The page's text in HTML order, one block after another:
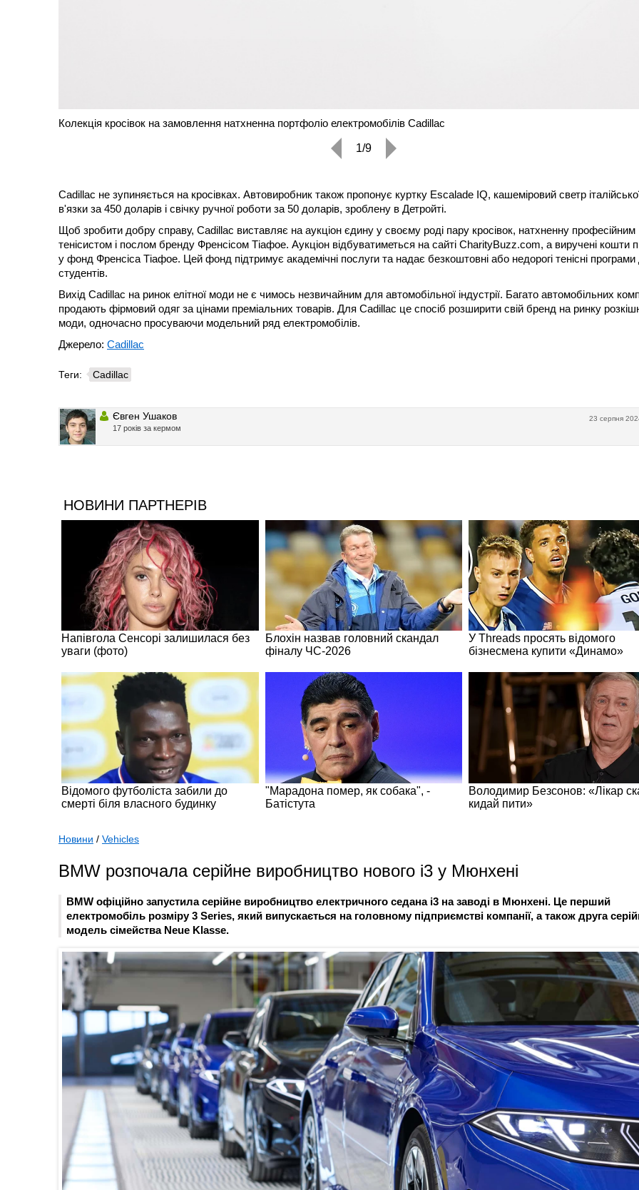
Колекція кросівок на замовлення натхненна портфоліо електромобілів Cadillac
1/9
Cadillac не зупиняється на кросівках. Автовиробник також пропонує куртку Escalade IQ, кашеміровий светр
в'язки за 450 доларів і свічку ручної роботи за 50 доларів, зроблену в Детройті.
Щоб зробити добру справу, Cadillac виставляє на аукціон єдину у своєму роді пару кросівок, натхненну професійним
тенісистом і послом бренду Френсісом Тіафое. Аукціон відбуватиметься на сайті CharityBuzz.com, а виручені кошти
у фонд Френсіса Тіафое. Цей фонд підтримує академічні послуги та надає безкоштовні або недорогі тенісні
студентів.
Вихід Cadillac на ринок елітної моди не є чимось незвичайним для автомобільної індустрії. Багато автомобільних
продають фірмовий одяг за цінами преміальних товарів. Для Cadillac це спосіб розширити свій бренд на ринку
моди, одночасно просуваючи модельний ряд електромобілів.
Джерело: Cadillac
Теги: Cadillac
23 серпня
Євген Ушаков
17 років за кермом
Новини / Vehicles
BMW розпочала серійне виробництво нового i3 у Мюнхені
BMW офіційно запустила серійне виробництво електричного седана i3 на заводі в Мюнхені. Це перший
електромобіль розміру 3 Series, який випускається на головному підприємстві компанії, а також друга
модель сімейства Neue Klasse.